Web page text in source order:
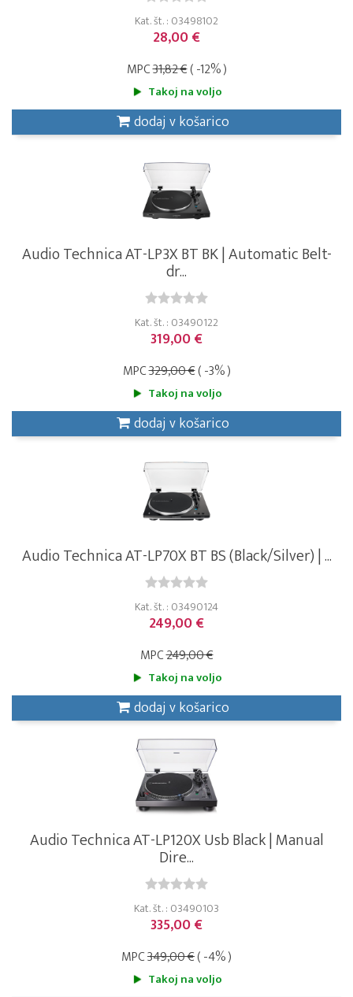
Kat. št. : 03498102
28,00 €
MPC31,82 €( -12% )
Takoj na voljo
dodaj v košarico
Audio Technica AT-LP3X BT BK | Automatic Belt-
dr...
Kat. št. : 03490122
319,00 €
MPC329,00 €( -3% )
Takoj na voljo
dodaj v košarico
Audio Technica AT-LP70X BT BS (Black/Silver) | ...
Kat. št. : 03490124
249,00 €
MPC249,00 €
Takoj na voljo
dodaj v košarico
Audio Technica AT-LP120X Usb Black | Manual
Dire...
Kat. št. : 03490103
335,00 €
MPC349,00 €( -4% )
Takoj na voljo